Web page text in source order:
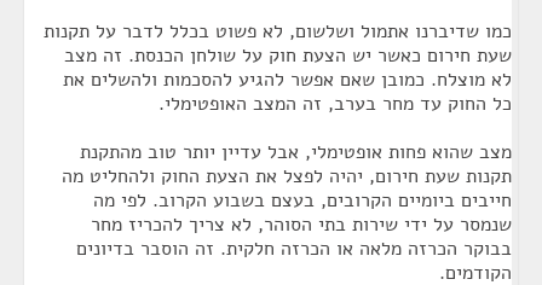
כמו שדיברנו אתמול ושלשום, לא פשוט בכלל לדבר על תקנות
שעת חירום כאשר יש הצעת חוק על שולחן הכנסת. זה מצב
לא מוצלח. כמובן שאם אפשר להגיע להסכמות ולהשלים את
כל החוק עד מחר בערב, זה המצב האופטימלי.
מצב שהוא פחות אופטימלי, אבל עדיין יותר טוב מהתקנת
תקנות שעת חירום, יהיה לפצל את הצעת החוק ולהחליט מה
חייבים ביומיים הקרובים, בעצם בשבוע הקרוב. לפי מה
שנמסר על ידי שירות בתי הסוהר, לא צריך להכריז מחר
בבוקר הכרזה מלאה או הכרזה חלקית. זה הוסבר בדיונים
הקודמים.